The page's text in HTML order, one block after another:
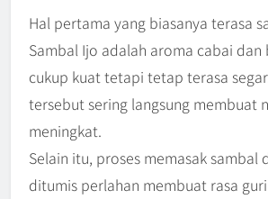
Hal pertama yang biasanya terasa
Sambal Ijo adalah aroma cabai dan
cukup kuat tetapi tetap terasa
tersebut sering langsung membuat
meningkat.
Selain itu, proses memasak sambal
ditumis perlahan membuat rasa